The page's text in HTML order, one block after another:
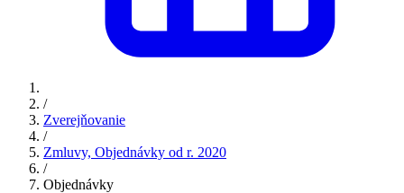
/
Zverejňovanie
/
Zmluvy, Objednávky od r. 2020
/
Objednávky